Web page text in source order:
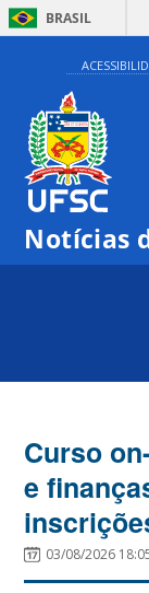
BRASIL
Notícias
Curso
e
03/08/2026